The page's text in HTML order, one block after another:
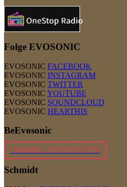
Folge EVOSONIC
EVOSONIC FACEBOOK
EVOSONIC INSTAGRAM
EVOSONIC TWITTER
EVOSONIC YOUTUBE
EVOSONIC SOUNDCLOUD
EVOSONIC HEARTHIS
BeEvosonic
FINANZIELL UNTERSTÜTZEN
Schmidt